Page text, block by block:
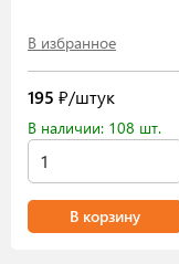
В избранное
195 ₽/штук
В наличии: 108 шт.
В корзину